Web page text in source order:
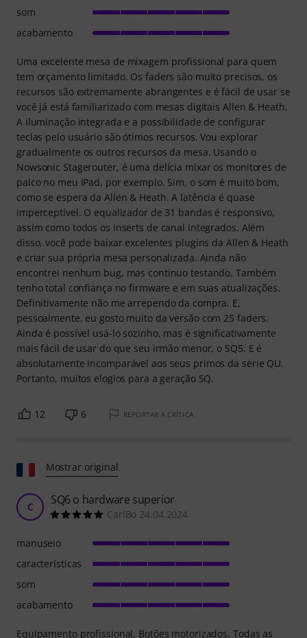
Uma excelente mesa de mixagem profissional para quem
tem orçamento limitado. Os faders são muito precisos, os
recursos são extremamente abrangentes e é fácil de usar se
você já está familiarizado com mesas digitais Allen & Heath.
A iluminação integrada e a possibilidade de configurar
teclas pelo usuário são ótimos recursos. Vou explorar
gradualmente os outros recursos da mesa. Usando o
Nowsonic Stagerouter, é uma delícia mixar os monitores de
palco no meu iPad, por exemplo. Sim, o som é muito bom,
como se espera da Allen & Heath. A latência é quase
imperceptível. O equalizador de 31 bandas é responsivo,
assim como todos os inserts de canal integrados. Além
disso, você pode baixar excelentes plugins da Allen & Heath
e criar sua própria mesa personalizada. Ainda não
encontrei nenhum bug, mas continuo testando. Também
tenho total confiança no firmware e em suas atualizações.
Definitivamente não me arrependo da compra. E,
pessoalmente, eu gosto muito da versão com 25 faders.
Ainda é possível usá-lo sozinho, mas é significativamente
mais fácil de usar do que seu irmão menor, o SQ5. E é
absolutamente incomparável aos seus primos da série QU.
Portanto, muitos elogios para a geração SQ.
som
acabamento
12 6 REPORTAR A CRÍTICA
Mostrar original
C SQ6 o hardware superior
CarlBo 24.04.2024
Equipamento profissional. Botões motorizados. Todas as
manuseio
características
som
acabamento